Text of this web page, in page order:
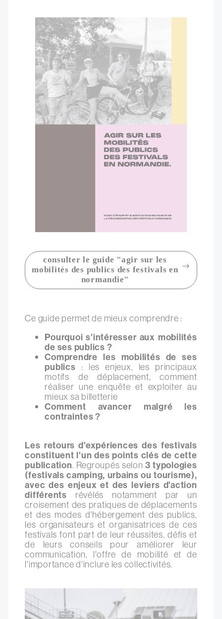
consulter le guide "agir sur les
mobilités des publics des festivals en
normandie"
Ce guide permet de mieux comprendre :
Pourquoi s'intéresser aux mobilités
de ses publics ?
Comprendre les mobilités de ses
publics : les enjeux, les principaux
motifs de déplacement, comment
réaliser une enquête et exploiter au
mieux sa billetterie
Comment avancer malgré les
contraintes ?
Les retours d'expériences des festivals
constituent l'un des points clés de cette
publication. Regroupés selon 3 typologies
(festivals camping, urbains ou tourisme),
avec des enjeux et des leviers d'action
différents révélés notamment par un
croisement des pratiques de déplacements
et des modes d'hébergement des publics,
les organisateurs et organisatrices de ces
festivals font part de leur réussites, défis et
de leurs conseils pour améliorer leur
communication, l'offre de mobilité et de
l'importance d'inclure les collectivités.